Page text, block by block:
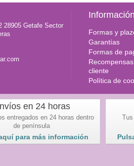
28905 Getafe Sector
Información
Formas y
Garantías
Formas de
cliente
Política de
en 24 horas
entregados en 24 horas dentro
de península
para más información